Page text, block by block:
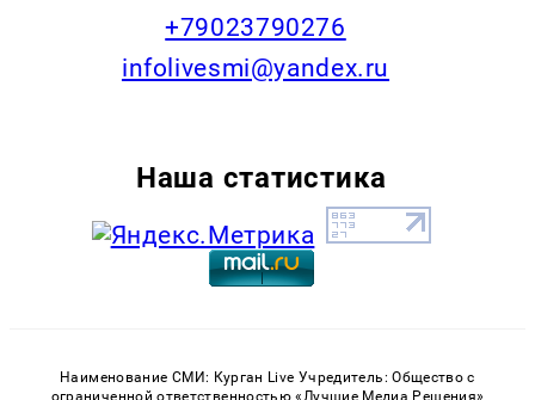
+79023790276
infolivesmi@yandex.ru
Наша статистика
Наименование СМИ: Курган Live Учредитель: Общество с
ограниченной ответственностью «Лучшие Медиа Решения»